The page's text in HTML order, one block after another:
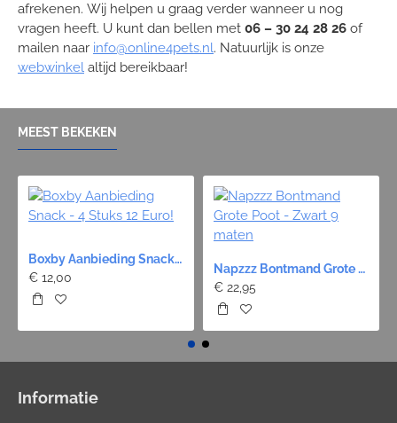
afrekenen. Wij helpen u graag verder wanneer u nog
vragen heeft. U kunt dan bellen met 06 – 30 24 28 26 of
mailen naar info@online4pets.nl. Natuurlijk is onze
webwinkel altijd bereikbaar!
MEEST BEKEKEN
Boxby Aanbieding Snack - 4 Stuks 12 Euro!
€ 12,00
Napzzz Bontmand Grote Poot - Zwart 9 maten
€ 22,95
Informatie